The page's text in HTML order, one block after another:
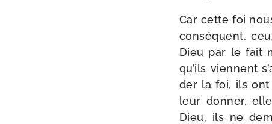
Car cette foi
consé­quent,
Dieu par le fait
qu’ils viennent
der la foi, ils
leur don­ner,
Dieu, ils ne